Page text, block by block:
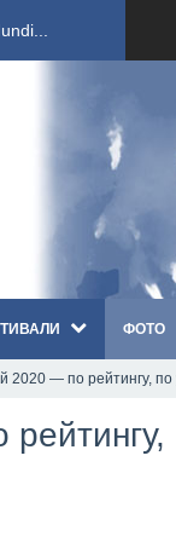
ко...
«Th...
«...
ФОТО
2020 — по рейтингу,